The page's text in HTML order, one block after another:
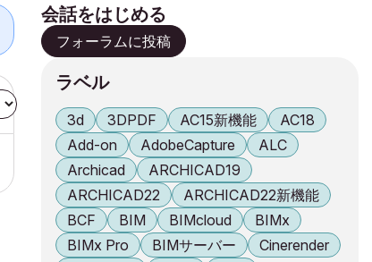
会話をはじめる
フォーラムに投稿
ラベル
3d 3DPDF AC15新機能
AC18
Add-on
AdobeCapture
ALC
Archicad
ARCHICAD19
ARCHICAD22
ARCHICAD22新機能
BCF
BIM BIMcloud
BIMx
BIMx Pro
BIMサーバー
Cinerender